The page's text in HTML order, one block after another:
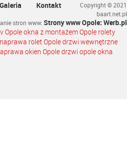
Galeria Kontakt
Copyright © 2021
baart.net.pl
stron www: Strony www Opole: Werb.pl
Opole okna z montażem Opole rolety
rolet Opole drzwi wewnętrzne
okien Opole drzwi opole okna